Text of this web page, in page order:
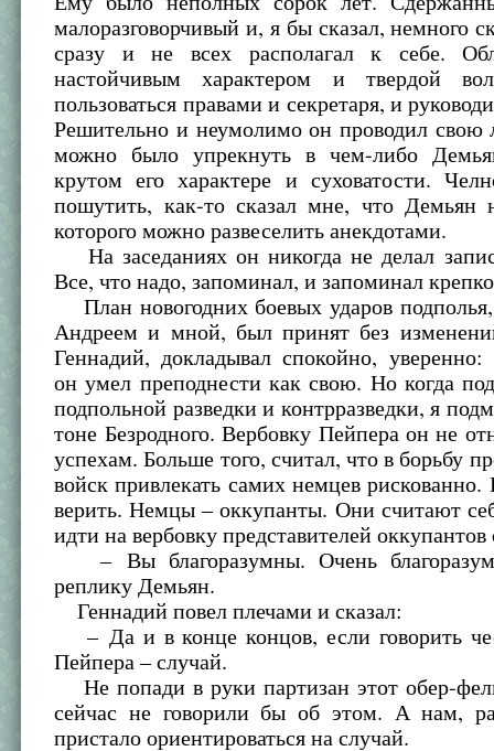
малоразговорчивый и, я бы сказал, немного
сразу и не всех располагал к себе.
настойчивым характером и твердой
пользоваться правами и секретаря, и
Решительно и неумолимо он проводил
можно было упрекнуть в чем-либо
крутом его характере и суховатости.
пошутить, как-то сказал мне, что Демьян
которого можно развеселить анекдотами.
На заседаниях он никогда не делал
Все, что надо, запоминал, и запоминал
План новогодних боевых ударов
Андреем и мной, был принят без
Геннадий, докладывал спокойно,
он умел преподнести как свою. Но когда
подпольной разведки и контрразведки, я
тоне Безродного. Вербовку Пейпера он не
успехам. Больше того, считал, что в борьбу
войск привлекать самих немцев
верить. Немцы – оккупанты. Они считают
идти на вербовку представителей
– Вы благоразумны. Очень
реплику Демьян.
Геннадий повел плечами и сказал:
– Да и в конце концов, если говорить
Пейпера – случай.
Не попади в руки партизан этот обер-
сейчас не говорили бы об этом. А нам,
пристало ориентироваться на случай.